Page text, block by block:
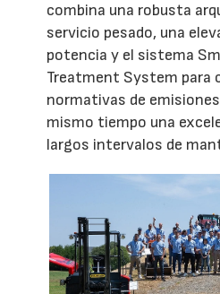
combina una robusta
servicio pesado, una
potencia y el sistema
Treatment System para
normativas de
mismo tiempo una
largos intervalos de